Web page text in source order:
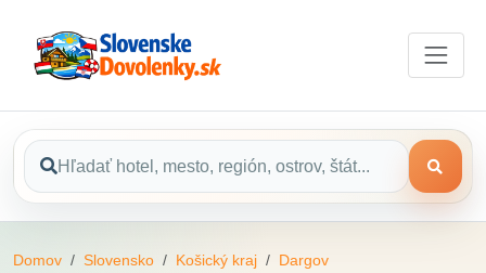
Domov Slovensko Košický kraj
Dargov